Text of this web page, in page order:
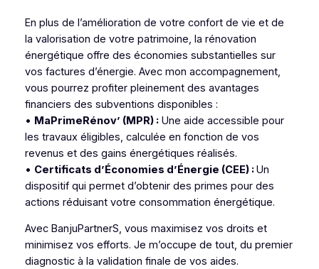
En plus de l’amélioration de votre confort de vie et de
la valorisation de votre patrimoine, la rénovation
énergétique offre des économies substantielles sur
vos factures d’énergie. Avec mon accompagnement,
vous pourrez profiter pleinement des avantages
financiers des subventions disponibles :
• MaPrimeRénov’ (MPR) :Une aide accessible pour
les travaux éligibles, calculée en fonction de vos
revenus et des gains énergétiques réalisés.
• Certificats d’Économies d’Énergie (CEE) :Un
dispositif qui permet d’obtenir des primes pour des
actions réduisant votre consommation énergétique.
Avec BanjuPartnerS, vous maximisez vos droits et
minimisez vos efforts. Je m’occupe de tout, du premier
diagnostic à la validation finale de vos aides.